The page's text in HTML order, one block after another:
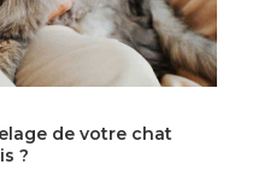
de votre chat
?